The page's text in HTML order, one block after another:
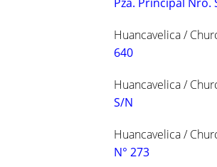
Huancavelica /
640
Huancavelica /
S/N
Huancavelica /
N° 273